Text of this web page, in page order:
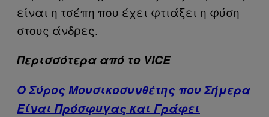
είναι η τσέπη που έχει φτιάξει η φύση
στους άνδρες.
Περισσότερα από το VICE
Ο Σύρος Μουσικοσυνθέτης που Σήμερα
Είναι Πρόσφυγας και Γράφει